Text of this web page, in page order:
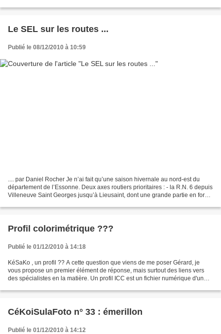
Le SEL sur les routes ...
Publié le 08/12/2010 à 10:59
.... par Daniel Rocher Je n’ai fait qu’une saison hivernale au nord-est du
département de l’Essonne. Deux axes routiers prioritaires : - la R.N. 6 depuis
Villeneuve Saint Georges jusqu’à Lieusaint, dont une grande partie en forêt
Profil colorimétrique ???
Publié le 01/12/2010 à 14:18
KéSaKo , un profil ?? A cette question que viens de me poser Gérard, je
vous propose un premier élément de réponse, mais surtout des liens vers
des spécialistes en la matière. Un profil ICC est un fichier numérique d'un
CéKoiSulaFoto n° 33 : émerillon
Publié le 01/12/2010 à 14:12